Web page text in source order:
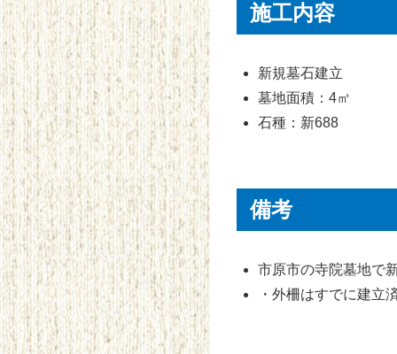
施工内容
新規墓石建立
墓地面積：4㎡
石種：新688
備考
市原市の寺院墓地で
・外柵はすでに建立